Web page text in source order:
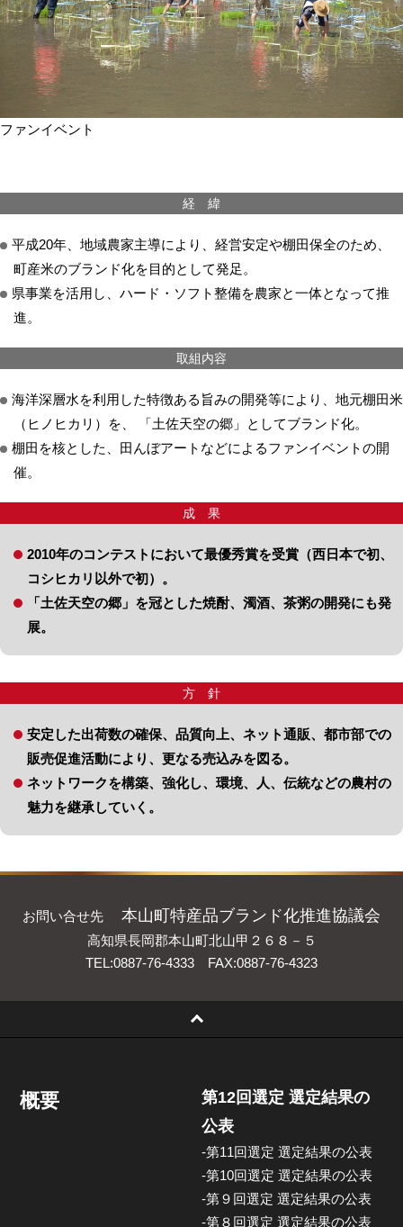
ファンイベント
経 緯
平成20年、地域農家主導により、経営安定や棚田保全のため、
町産米のブランド化を目的として発足。
県事業を活用し、ハード・ソフト整備を農家と一体となって推
進。
取組内容
海洋深層水を利用した特徴ある旨みの開発等により、地元棚田米
（ヒノヒカリ）を、 「土佐天空の郷」としてブランド化。
棚田を核とした、田んぼアートなどによるファンイベントの開
催。
成 果
2010年のコンテストにおいて最優秀賞を受賞（西日本で初、
コシヒカリ以外で初）。
「土佐天空の郷」を冠とした焼酎、濁酒、茶粥の開発にも発
展。
方 針
安定した出荷数の確保、品質向上、ネット通販、都市部での
販売促進活動により、更なる売込みを図る。
ネットワークを構築、強化し、環境、人、伝統などの農村の
魅力を継承していく。
お問い合せ先 本山町特産品ブランド化推進協議会
高知県長岡郡本山町北山甲２６８－５
TEL:0887-76-4333 FAX:0887-76-4323
概要
第12回選定 選定結果の
公表
-第11回選定 選定結果の公表
-第10回選定 選定結果の公表
-第９回選定 選定結果の公表
-第８回選定 選定結果の公表